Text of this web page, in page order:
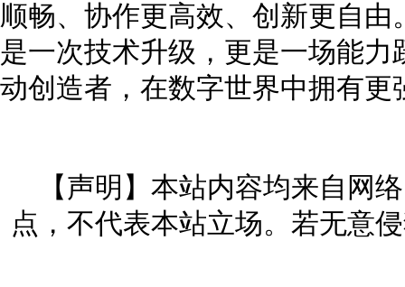
顺畅、协作更高效、创新更自
是一次技术升级，更是一场能
动创造者，在数字世界中拥有更
【声明】本站内容均来自网
点，不代表本站立场。若无意